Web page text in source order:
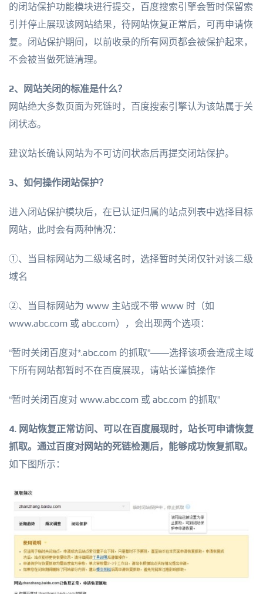
的闭站保护功能模块进行提交，百度搜索引擎会暂时保留索
引并停止展现该网站结果，待网站恢复正常后，可再申请恢
复。闭站保护期间，以前收录的所有网页都会被保护起来，
不会被当做死链清理。
2、网站关闭的标准是什么？
网站绝大多数页面为死链时，百度搜索引擎认为该站属于关
闭状态。
建议站长确认网站为不可访问状态后再提交闭站保护。
3、如何操作闭站保护？
进入闭站保护模块后，在已认证归属的站点列表中选择目标
网站，此时会有两种情况：
①、当目标网站为二级域名时，选择暂时关闭仅针对该二级
域名
②、当目标网站为 www 主站或不带 www 时（如
www.abc.com 或 abc.com），会出现两个选项：
“暂时关闭百度对*.abc.com 的抓取”——选择该项会造成主域
下所有网站都暂时不在百度展现，请站长谨慎操作
“暂时关闭百度对 www.abc.com 或 abc.com 的抓取”
4. 网站恢复正常访问、可以在百度展现时，站长可申请恢复
抓取。通过百度对网站的死链检测后，能够成功恢复抓取。
如下图所示：